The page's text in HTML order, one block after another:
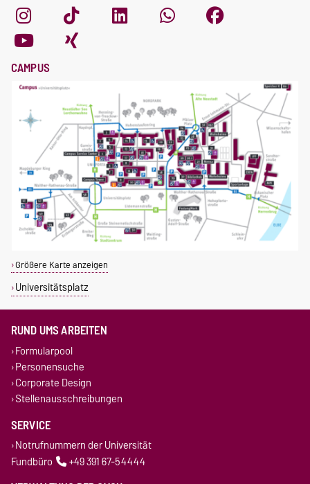
CAMPUS
Größere Karte anzeigen
Universitätsplatz
RUND UMS ARBEITEN
Formularpool
Personensuche
Corporate Design
Stellenausschreibungen
SERVICE
Notrufnummern der Universität
Fundbüro
+49 391 67-54444